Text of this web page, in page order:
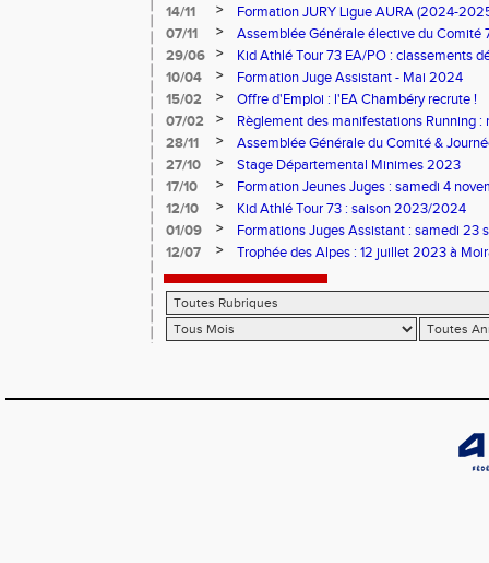
14/11
>
Formation JURY Ligue AURA (2024-
07/11
>
Assemblée Générale élective du Comité
29/06
>
Kid Athlé Tour 73 EA/PO : classements
10/04
>
Formation Juge Assistant - Mai 2024
15/02
>
Offre d'Emploi : l'EA Chambéry recrute !
07/02
>
Règlement des manifestations Running :
28/11
>
Assemblée Générale du Comité &
27/10
>
Stage Départemental Minimes 2023
17/10
>
Formation Jeunes Juges : samedi 4
12/10
>
Kid Athlé Tour 73 : saison 2023/2024
01/09
>
Formations Juges Assistant : samedi 23
12/07
> Trophée des Alpes : 12 juillet 2023 à